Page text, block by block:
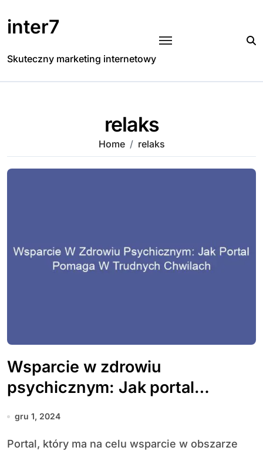
to
content
inter7
Skuteczny marketing internetowy
relaks
Home relaks
Wsparcie w zdrowiu
psychicznym: Jak portal
pomaga w trudnych chwilach
gru 1, 2024
Portal, który ma na celu wsparcie w obszarze